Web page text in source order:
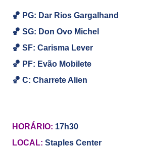
🏀 PG: Dar Rios Gargalhand
🏀 SG: Don Ovo Michel
🏀 SF: Carisma Lever
🏀 PF: Evão Mobilete
🏀 C: Charrete Alien
HORÁRIO: 17h30
LOCAL: Staples Center